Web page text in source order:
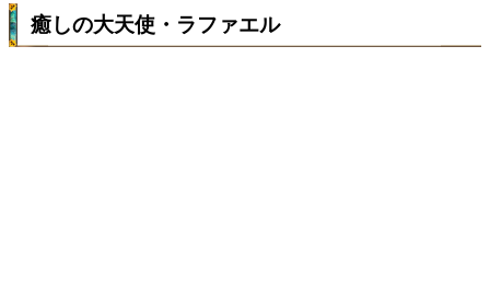
癒しの大天使・ラファエル